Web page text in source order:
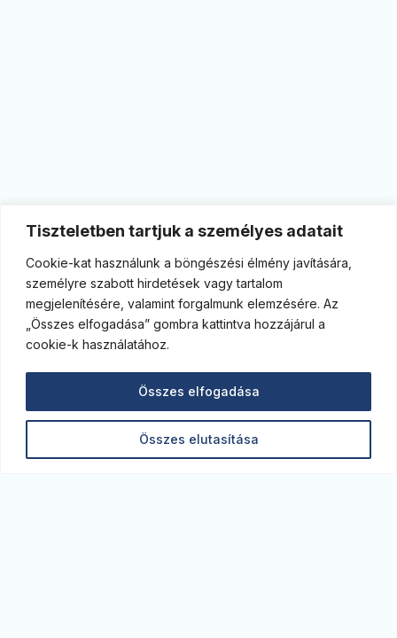
Tiszteletben tartjuk a személyes adatait
Cookie-kat használunk a böngészési élmény javítására,
személyre szabott hirdetések vagy tartalom
megjelenítésére, valamint forgalmunk elemzésére. Az
„Összes elfogadása” gombra kattintva hozzájárul a
cookie-k használatához.
Összes elutasítása
Összes elfogadása